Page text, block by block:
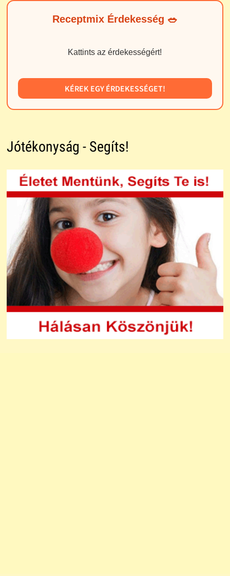
Receptmix Érdekesség 🥗
Kattints az érdekességért!
KÉREK EGY ÉRDEKESSÉGET!
Jótékonyság - Segíts!